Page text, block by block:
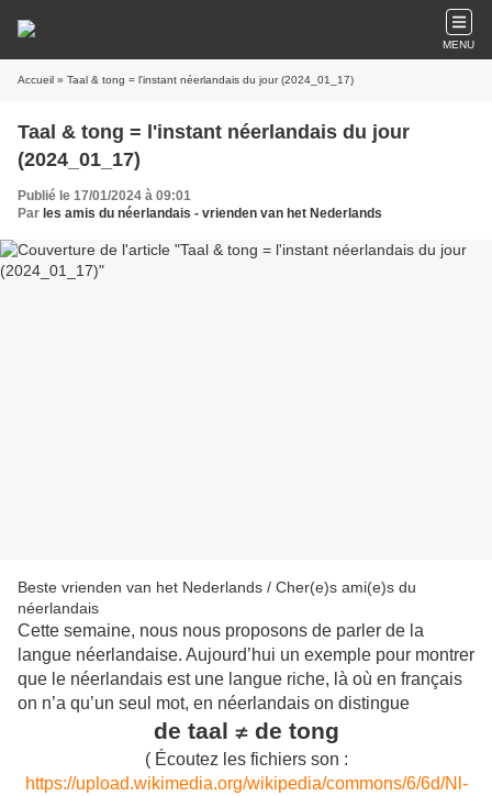
MENU
Accueil » Taal & tong = l'instant néerlandais du jour (2024_01_17)
Taal & tong = l'instant néerlandais du jour
(2024_01_17)
Publié le 17/01/2024 à 09:01
Par les amis du néerlandais - vrienden van het Nederlands
Beste vrienden van het Nederlands / Cher(e)s ami(e)s du
néerlandais
Cette semaine, nous nous proposons de parler de la
langue néerlandaise. Aujourd’hui un exemple pour montrer
que le néerlandais est une langue riche, là où en français
on n’a qu’un seul mot, en néerlandais on distingue
de taal ≠de tong
( Écoutez les fichiers son :
https://upload.wikimedia.org/wikipedia/commons/6/6d/Nl-